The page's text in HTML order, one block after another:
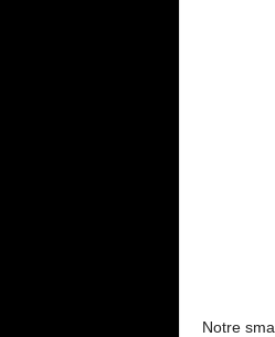
Notre